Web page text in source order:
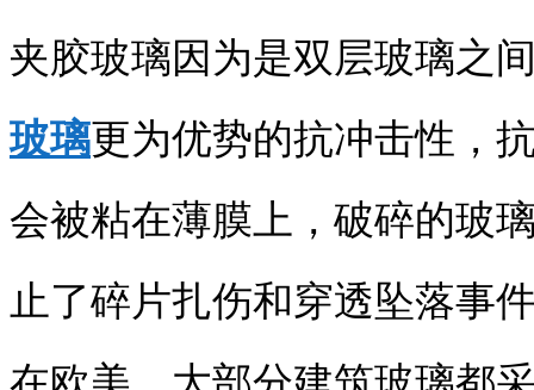
夹胶玻璃因为是双层玻璃之
玻璃更为优势的抗冲击性，
会被粘在薄膜上，破碎的玻
止了碎片扎伤和穿透坠落事